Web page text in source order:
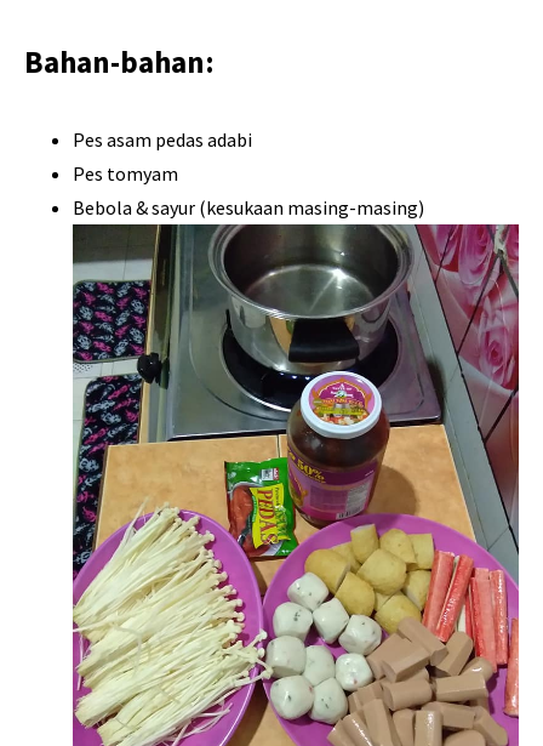
Bahan-bahan:
Pes asam pedas adabi
Pes tomyam
Bebola & sayur (kesukaan masing-masing)